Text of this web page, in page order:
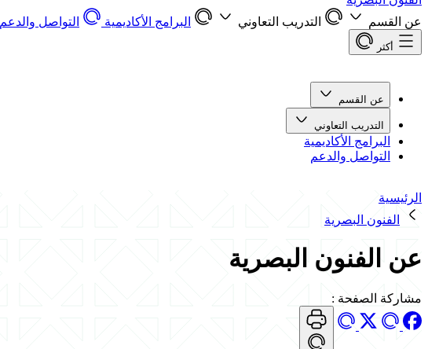
عن القسم
التدريب التعاوني البرامج الأكاديمية التواصل والدعم
أكثر
عن القسم
التدريب التعاوني
البرامج الأكاديمية
التواصل والدعم
الرئيسية
الفنون البصرية
عن الفنون البصرية
مشاركة الصفحة :